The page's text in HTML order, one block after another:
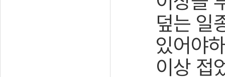
덮는 일
있어야
이상 접